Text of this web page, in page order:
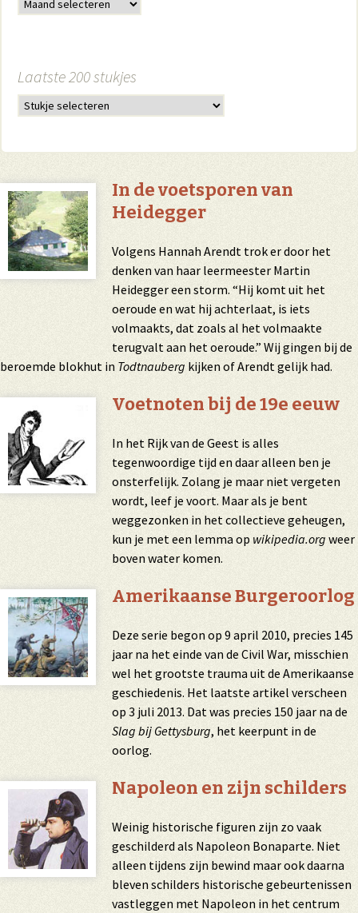
Laatste 200 stukjes
In de voetsporen van
Heidegger
Volgens Hannah Arendt trok er door het
denken van haar leermeester Martin
Heidegger een storm. “Hij komt uit het
oeroude en wat hij achterlaat, is iets
volmaakts, dat zoals al het volmaakte
terugvalt aan het oeroude.” Wij gingen bij de
beroemde blokhut in Todtnauberg kijken of Arendt gelijk had.
Voetnoten bij de 19e eeuw
In het Rijk van de Geest is alles
tegenwoordige tijd en daar alleen ben je
onsterfelijk. Zolang je maar niet vergeten
wordt, leef je voort. Maar als je bent
weggezonken in het collectieve geheugen,
kun je met een lemma op wikipedia.org weer
boven water komen.
Amerikaanse Burgeroorlog
Deze serie begon op 9 april 2010, precies 145
jaar na het einde van de Civil War, misschien
wel het grootste trauma uit de Amerikaanse
geschiedenis. Het laatste artikel verscheen
op 3 juli 2013. Dat was precies 150 jaar na de
Slag bij Gettysburg, het keerpunt in de
oorlog.
Napoleon en zijn schilders
Weinig historische figuren zijn zo vaak
geschilderd als Napoleon Bonaparte. Niet
alleen tijdens zijn bewind maar ook daarna
bleven schilders historische gebeurtenissen
vastleggen met Napoleon in het centrum